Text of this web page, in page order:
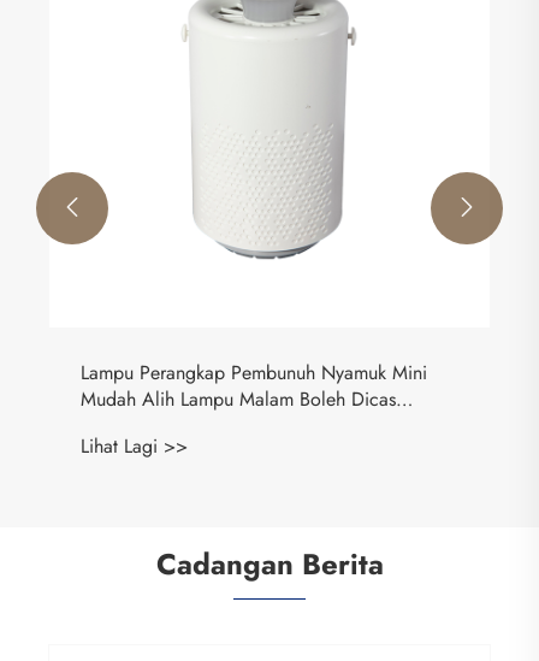
Lampu Perangkap Pembunuh Nyamuk Mini
Mudah Alih Lampu Malam Boleh Dicas
Lihat Lagi >>
 
Cadangan Berita